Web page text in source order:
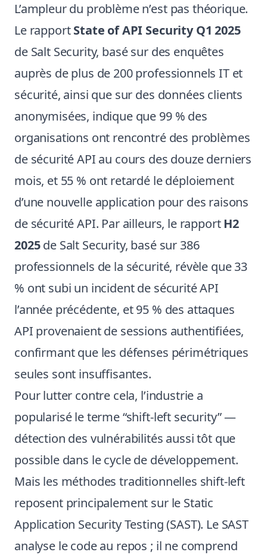
L’ampleur du problème n’est pas théorique.
Le rapportState of API Security Q1 2025
de Salt Security, basé sur des enquêtes
auprès de plus de 200 professionnels IT et
sécurité, ainsi que sur des données clients
anonymisées, indique que 99 % des
organisations ont rencontré des problèmes
de sécurité API au cours des douze derniers
mois, et 55 % ont retardé le déploiement
d’une nouvelle application pour des raisons
de sécurité API. Par ailleurs, le rapportH2
2025de Salt Security, basé sur 386
professionnels de la sécurité, révèle que 33
% ont subi un incident de sécurité API
l’année précédente, et 95 % des attaques
API provenaient de sessions authentifiées,
confirmant que les défenses périmétriques
seules sont insuffisantes.
Pour lutter contre cela, l’industrie a
popularisé le terme “shift-left security” —
détection des vulnérabilités aussi tôt que
possible dans le cycle de développement.
Mais les méthodes traditionnelles shift-left
reposent principalement sur le Static
Application Security Testing (SAST). Le SAST
analyse le code au repos ; il ne comprend